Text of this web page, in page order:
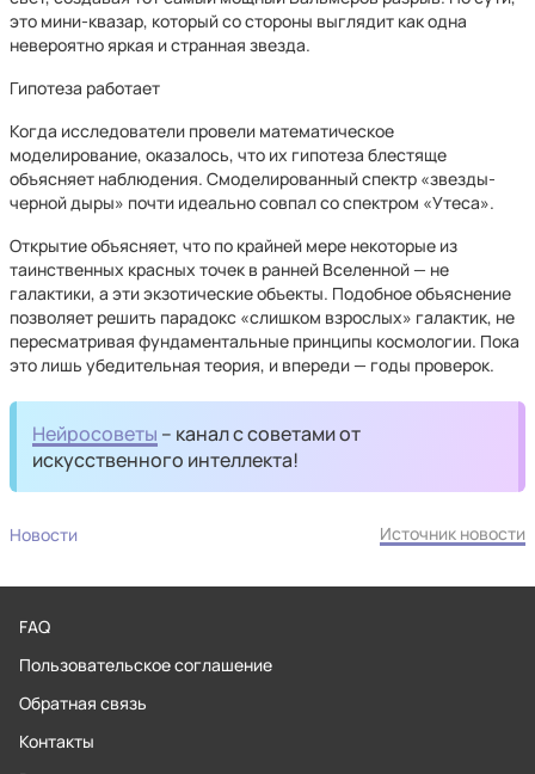
это мини-квазар, который со стороны выглядит как одна
невероятно яркая и странная звезда.
Гипотеза работает
Когда исследователи провели математическое
моделирование, оказалось, что их гипотеза блестяще
объясняет наблюдения. Смоделированный спектр «звезды-
черной дыры» почти идеально совпал со спектром «Утеса».
Открытие объясняет, что по крайней мере некоторые из
таинственных красных точек в ранней Вселенной — не
галактики, а эти экзотические объекты. Подобное объяснение
позволяет решить парадокс «слишком взрослых» галактик, не
пересматривая фундаментальные принципы космологии. Пока
это лишь убедительная теория, и впереди — годы проверок.
Нейросоветы – канал с советами от
искусственного интеллекта!
Новости Источник новости
FAQ
Пользовательское соглашение
Обратная связь
Контакты